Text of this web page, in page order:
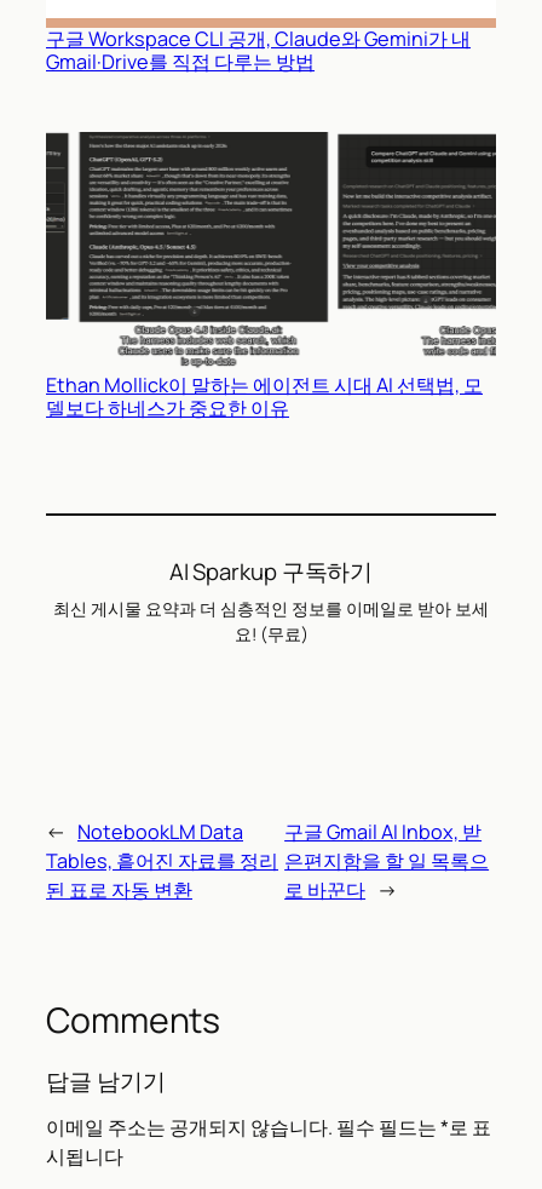
구글 Workspace CLI 공개, Claude와 Gemini가 내
Gmail·Drive를 직접 다루는 방법
Ethan Mollick이 말하는 에이전트 시대 AI 선택법, 모
델보다 하네스가 중요한 이유
AI Sparkup 구독하기
최신 게시물 요약과 더 심층적인 정보를 이메일로 받아 보세
요! (무료)
← NotebookLM Data
Tables, 흩어진 자료를 정리
된 표로 자동 변환
구글 Gmail AI Inbox, 받
은편지함을 할 일 목록으
로 바꾼다 →
Comments
답글 남기기
이메일 주소는 공개되지 않습니다. 필수 필드는*로 표
시됩니다